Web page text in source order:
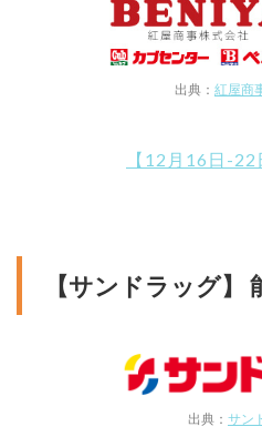
出典： 紅屋商
【12月16日-22
【サンドラッグ】
出典： サン